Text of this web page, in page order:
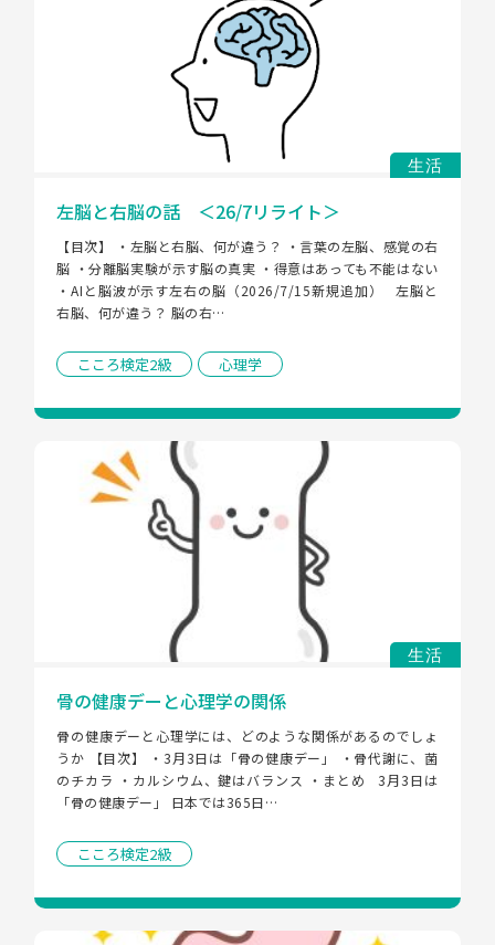
生活
左脳と右脳の話 ＜26/7リライト＞
【目次】 ・左脳と右脳、何が違う？ ・言葉の左脳、感覚の右
脳 ・分離脳実験が示す脳の真実 ・得意はあっても不能はない
・AIと脳波が示す左右の脳（2026/7/15新規追加）   左脳と
右脳、何が違う？ 脳の右…
こころ検定2級 心理学
生活
骨の健康デーと心理学の関係
骨の健康デーと心理学には、どのような関係があるのでしょ
うか 【目次】 ・3月3日は「骨の健康デー」 ・骨代謝に、菌
のチカラ ・カルシウム、鍵はバランス ・まとめ   3月3日は
「骨の健康デー」 日本では365日…
こころ検定2級